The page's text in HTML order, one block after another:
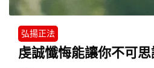
弘揚正法
虔誠懺悔能讓你不可